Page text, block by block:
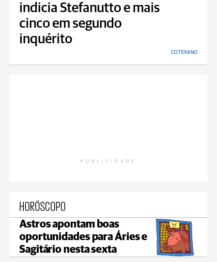
indicia Stefanutto e mais
cinco em segundo
inquérito
COTIDIANO
PUBLICIDADE
HORÓSCOPO
Astros apontam boas
oportunidades para Áries e
Sagitário nesta sexta